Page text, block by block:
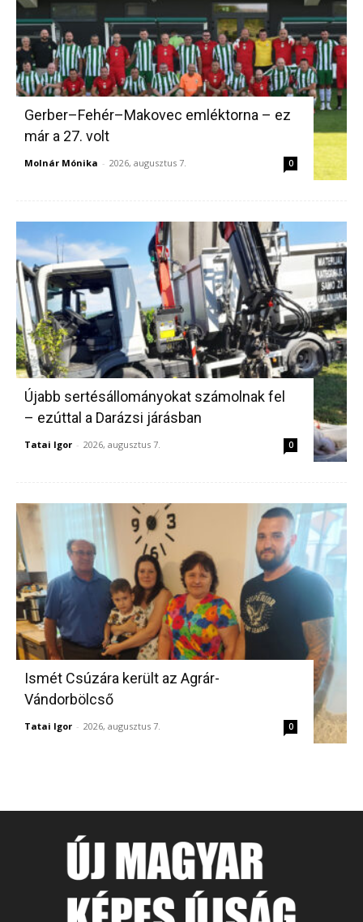
Gerber–Fehér–Makovec emléktorna – ez
már a 27. volt
Molnár Mónika - 2026, augusztus 7. 0
Újabb sertésállományokat számolnak fel
– ezúttal a Darázsi járásban
Tatai Igor - 2026, augusztus 7. 0
Ismét Csúzára került az Agrár-
Vándorbölcső
Tatai Igor - 2026, augusztus 7. 0